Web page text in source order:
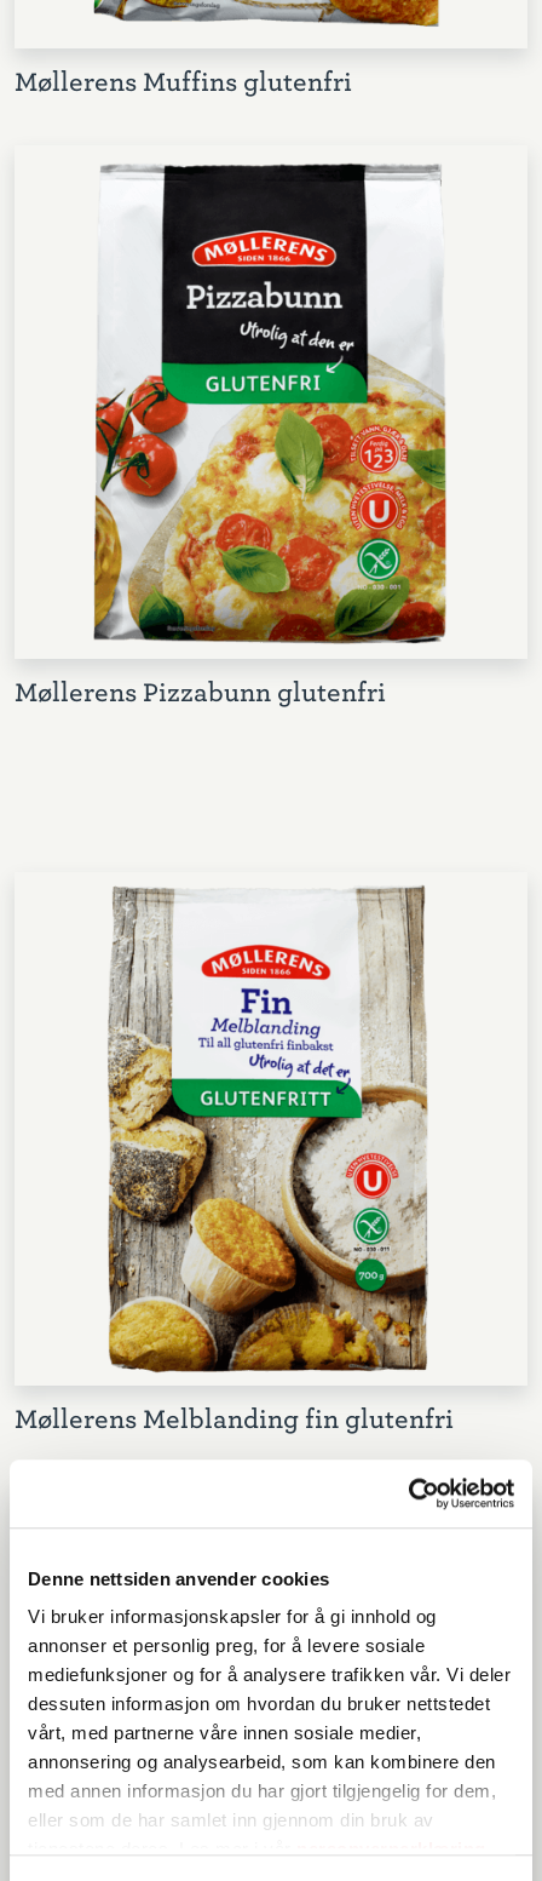
Denne nettsiden anvender cookies
Vi bruker informasjonskapsler for å gi innhold og
annonser et personlig preg, for å levere sosiale
mediefunksjoner og for å analysere trafikken vår. Vi deler
dessuten informasjon om hvordan du bruker nettstedet
vårt, med partnerne våre innen sosiale medier,
annonsering og analysearbeid, som kan kombinere den
med annen informasjon du har gjort tilgjengelig for dem,
eller som de har samlet inn gjennom din bruk av
Møllerens Muffins glutenfri
Møllerens Pizzabunn glutenfri
Møllerens Melblanding fin glutenfri